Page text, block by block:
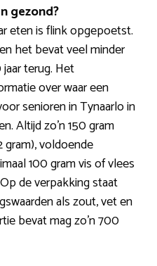
gezond?
eten is flink opgepoetst.
het bevat veel minder
terug. Het
over waar een
senioren in Tynaarlo in
Altijd zo’n 150 gram
voldoende
100 gram vis of vlees
de verpakking staat
als zout, vet en
bevat mag zo’n 700